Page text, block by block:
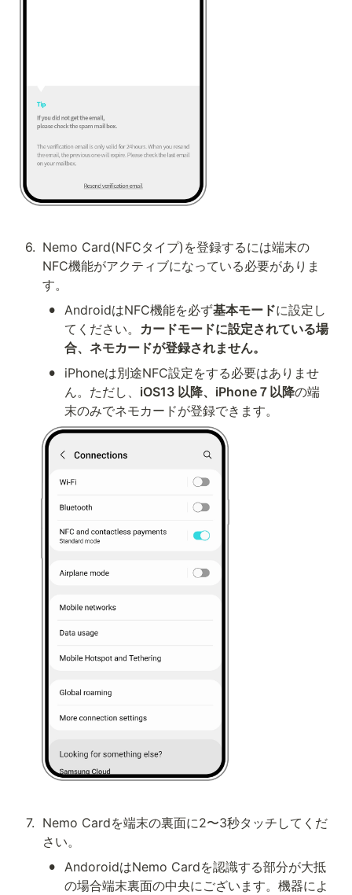
6. Nemo Card(NFCタイプ)を登録するには端末の
NFC機能がアクティブになっている必要がありま
す。
• AndroidはNFC機能を必ず基本モードに設定し
てください。 カードモードに設定されている場
合、ネモカードが登録されません。
•
iPhoneは別途NFC設定をする必要はありませ
ん。ただし、 iOS13 以降、iPhone７以降の端
末のみでネモカードが登録できます。
7. Nemo Cardを端末の裏面に2〜3秒タッチしてくだ
さい。
• AndoroidはNemo Cardを認識する部分が大抵
の場合端末裏面の中央にございます。機器によ